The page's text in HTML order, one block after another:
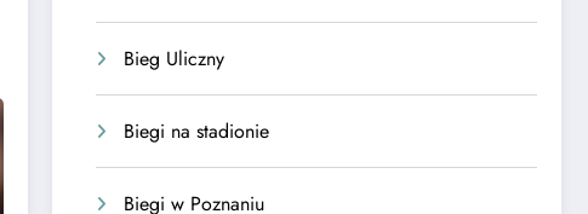
Bieg Uliczny
Biegi na stadionie
Biegi w Poznaniu